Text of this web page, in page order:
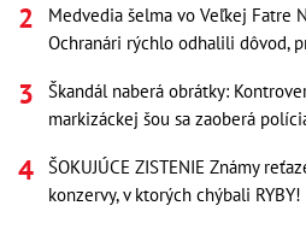
Medvedia šelma vo Veľkej Fatre
Ochranári rýchlo odhalili dôvod,
Škandál naberá obrátky:
markizáckej šou sa zaoberá
ŠOKUJÚCE ZISTENIE Známy
konzervy, v ktorých chýbali